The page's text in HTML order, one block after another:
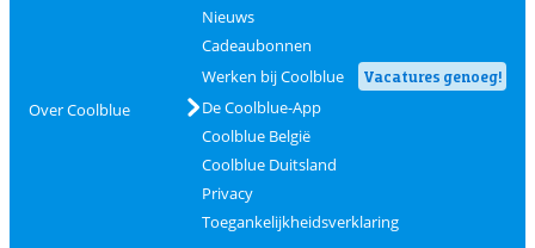
Over Coolblue
Nieuws
Cadeaubonnen
Werken bij Coolblue
Vacatures genoeg!
De Coolblue-App
Coolblue België
Coolblue Duitsland
Privacy
Toegankelijkheidsverklaring